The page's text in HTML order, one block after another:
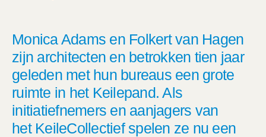
Monica Adams en Folkert van Hagen
zijn architecten en betrokken tien jaar
geleden met hun bureaus een grote
ruimte in het Keilepand. Als
initiatiefnemers en aanjagers van
het KeileCollectiefspelen ze nu een